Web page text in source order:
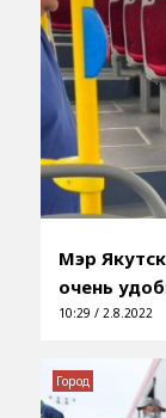
Мэр
очень
10:29 / 2.8.2022
Город